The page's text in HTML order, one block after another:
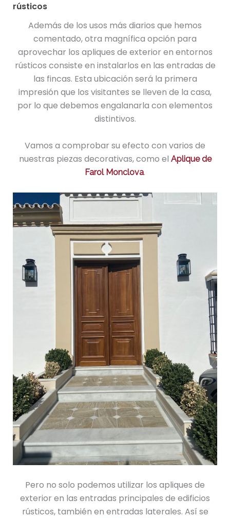
rústicos
Además de los usos más diarios que hemos
comentado, otra magnífica opción para
aprovechar los apliques de exterior en entornos
rústicos consiste en instalarlos en las entradas de
las fincas. Esta ubicación será la primera
impresión que los visitantes se lleven de la casa,
por lo que debemos engalanarla con elementos
distintivos.
Vamos a comprobar su efecto con varios de
nuestras piezas decorativas, como el Aplique de
Farol Monclova.
Pero no solo podemos utilizar los apliques de
exterior en las entradas principales de edificios
rústicos, también en entradas laterales. Así se